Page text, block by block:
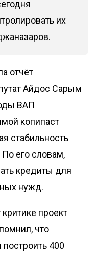
их
отчёт
Айдос Сарым
ВАП
копипаст
стабильность
его словам,
кредиты для
нужд.
проект
что
400